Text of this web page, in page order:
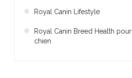
Royal Canin Lifestyle
Royal Canin Breed Health pour
chien